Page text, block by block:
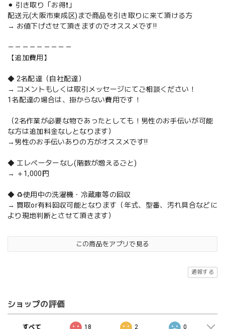
⚫︎ 引き取り「お得❗️」
配送元(大阪市東成区)まで商品を引き取りに来て頂ける方
→ お値下げさせて頂きますのでオススメです‼️
－－－－－－－－－
【追加費用】
◆ 2名配達（自社配達）
→ コメントもしくは取引メッセージにてご相談ください！
1名配達の場合は、掛からない費用です！
（2名作業が必要な物であったとしても！男性のお手伝いが可能
な方は追加料金なしとなります）
→男性のお手伝いありの方がオススメです‼️
◆ エレベーターなし(階数が増えるごと)
→ ＋1,000円
◆ ♻️使用中の洗濯機・冷蔵庫等の回収
→ 買取or有料回収可能となります（年式、型番、汚れ具合などに
より現地判断とさせて頂きます）
この商品をアプリで見る
通報する
ショップの評価
すべて 18 2 0